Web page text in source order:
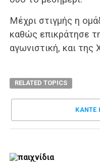
Μέχρι στιγμής η
καθώς επικράτησε
αγωνιστική, και της
RELATED TOPICS
ΚΑΝΤΕ